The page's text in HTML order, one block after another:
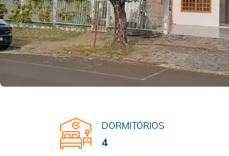
DORMITÓRIOS
4